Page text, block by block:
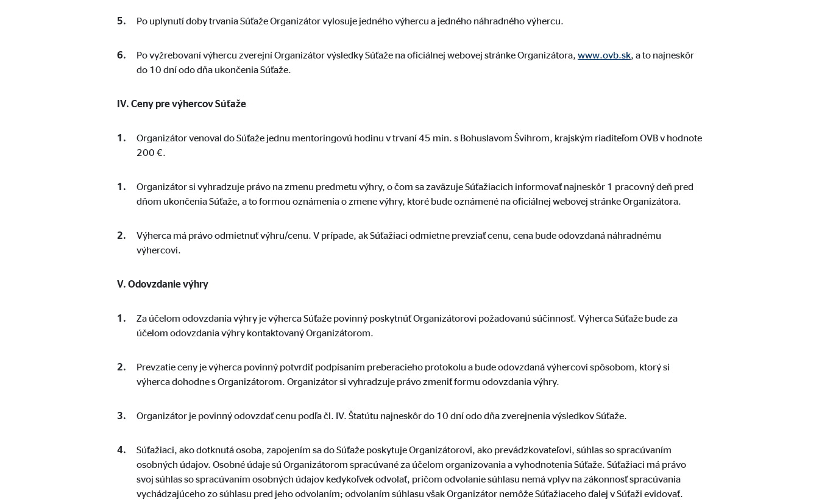
Po uplynutí doby trvania Súťaže Organizátor vylosuje jedného výhercu a jedného náhradného výhercu.
Po vyžrebovaní výhercu zverejní Organizátor výsledky Súťaže na oficiálnej webovej stránke Organizátora, www.ovb.sk, a to najneskôr
do 10 dní odo dňa ukončenia Súťaže.
IV. Ceny pre výhercov Súťaže
Organizátor venoval do Súťaže jednu mentoringovú hodinu v trvaní 45 min. s Bohuslavom Švihrom, krajským riaditeľom OVB v hodnote
200 €.
Organizátor si vyhradzuje právo na zmenu predmetu výhry, o čom sa zaväzuje Súťažiacich informovať najneskôr 1 pracovný deň pred
dňom ukončenia Súťaže, a to formou oznámenia o zmene výhry, ktoré bude oznámené na oficiálnej webovej stránke Organizátora.
Výherca má právo odmietnuť výhru/cenu. V prípade, ak Súťažiaci odmietne prevziať cenu, cena bude odovzdaná náhradnému
výhercovi.
V. Odovzdanie výhry
Za účelom odovzdania výhry je výherca Súťaže povinný poskytnúť Organizátorovi požadovanú súčinnosť. Výherca Súťaže bude za
účelom odovzdania výhry kontaktovaný Organizátorom.
Prevzatie ceny je výherca povinný potvrdiť podpísaním preberacieho protokolu a bude odovzdaná výhercovi spôsobom, ktorý si
výherca dohodne s Organizátorom. Organizátor si vyhradzuje právo zmeniť formu odovzdania výhry.
Organizátor je povinný odovzdať cenu podľa čl. IV. Štatútu najneskôr do 10 dní odo dňa zverejnenia výsledkov Súťaže.
Súťažiaci, ako dotknutá osoba, zapojením sa do Súťaže poskytuje Organizátorovi, ako prevádzkovateľovi, súhlas so spracúvaním
osobných údajov. Osobné údaje sú Organizátorom spracúvané za účelom organizovania a vyhodnotenia Súťaže. Súťažiaci má právo
svoj súhlas so spracúvaním osobných údajov kedykoľvek odvolať, pričom odvolanie súhlasu nemá vplyv na zákonnosť spracúvania
vychádzajúceho zo súhlasu pred jeho odvolaním; odvolaním súhlasu však Organizátor nemôže Súťažiaceho ďalej v Súťaži evidovať.
Odkaz na profily používateľov
3 mesiace
Google AdSense
Označenie: _gcl_au
Meranie účinnosti reklamy
3 mesiace
Vytvorenie profilu pre príslušnú reklamu
až do 1 roka
Adform | Príjemca: OVB, Adform A/S
Poskytovateľ: Adform A/S
ad campaign
2 mesiace